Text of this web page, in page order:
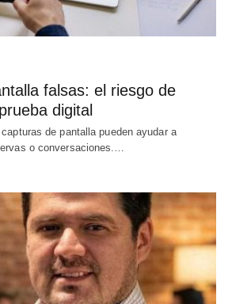
falsas: el riesgo de
digital
de pantalla pueden ayudar a
o conversaciones.…